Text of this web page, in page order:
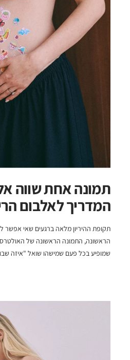
תמונה אחת שווה
המדריך לאלבום
תקופת ההיריון מלאה ברגעים שאי
הראשונה, התמונה הראשונה של
שמופיע בכל פעם שמישהו שואל "איזה